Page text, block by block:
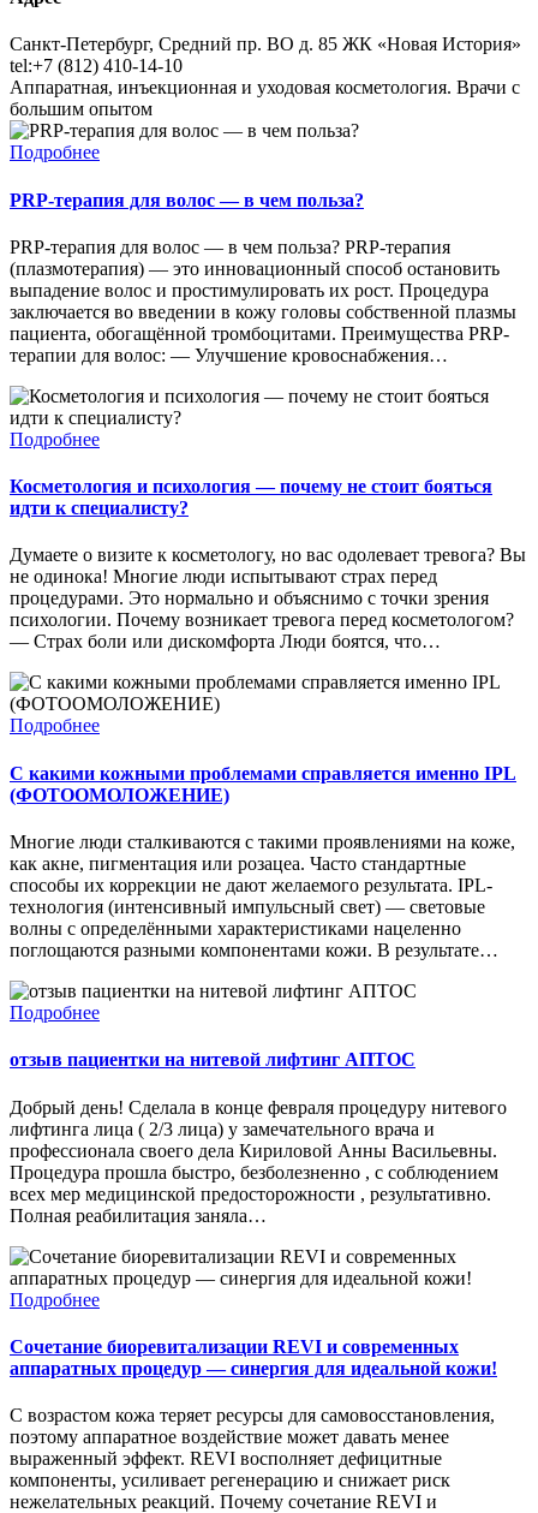
Санкт-Петербург, Средний пр. ВО д. 85 ЖК «Новая История»
tel:+7 (812) 410-14-10
Аппаратная, инъекционная и уходовая косметология. Врачи с
большим опытом
Подробнее
PRP-терапия для волос — в чем польза?
PRP-терапия для волос — в чем польза? PRP-терапия
(плазмотерапия) — это инновационный способ остановить
выпадение волос и простимулировать их рост. Процедура
заключается во введении в кожу головы собственной плазмы
пациента, обогащённой тромбоцитами. Преимущества PRP-
терапии для волос: — Улучшение кровоснабжения…
Подробнее
Косметология и психология — почему не стоит бояться
идти к специалисту?
Думаете о визите к косметологу, но вас одолевает тревога? Вы
не одинока! Многие люди испытывают страх перед
процедурами. Это нормально и объяснимо с точки зрения
психологии. Почему возникает тревога перед косметологом?
— Страх боли или дискомфорта Люди боятся, что…
Подробнее
С какими кожными проблемами справляется именно IPL
(ФОТООМОЛОЖЕНИЕ)
Многие люди сталкиваются с такими проявлениями на коже,
как акне, пигментация или розацеа. Часто стандартные
способы их коррекции не дают желаемого результата. IPL-
технология (интенсивный импульсный свет) — световые
волны с определёнными характеристиками нацеленно
поглощаются разными компонентами кожи. В результате…
Подробнее
отзыв пациентки на нитевой лифтинг АПТОС
Добрый день! Сделала в конце февраля процедуру нитевого
лифтинга лица ( 2/3 лица) у замечательного врача и
профессионала своего дела Кириловой Анны Васильевны.
Процедура прошла быстро, безболезненно , с соблюдением
всех мер медицинской предосторожности , результативно.
Полная реабилитация заняла…
Подробнее
Сочетание биоревитализации REVI и современных
аппаратных процедур — синергия для идеальной кожи!
С возрастом кожа теряет ресурсы для самовосстановления,
поэтому аппаратное воздействие может давать менее
выраженный эффект. REVI восполняет дефицитные
компоненты, усиливает регенерацию и снижает риск
нежелательных реакций. Почему сочетание REVI и